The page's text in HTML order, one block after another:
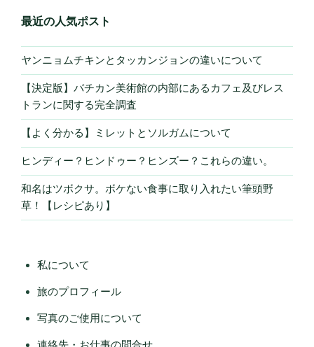
最近の人気ポスト
ヤンニョムチキンとタッカンジョンの違いについて
【決定版】バチカン美術館の内部にあるカフェ及びレス
トランに関する完全調査
【よく分かる】ミレットとソルガムについて
ヒンディー？ヒンドゥー？ヒンズー？これらの違い。
和名はツボクサ。ボケない食事に取り入れたい筆頭野
草！【レシピあり】
私について
旅のプロフィール
写真のご使用について